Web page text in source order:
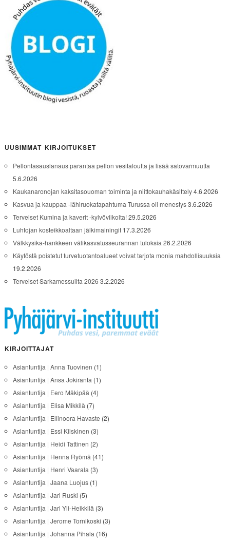
UUSIMMAT KIRJOITUKSET
Pellontasauslanaus parantaa pellon vesitaloutta ja lisää satovarmuutta
5.6.2026
Kaukanaronojan kaksitasouoman toiminta ja niittokauhakäsittely4.6.2026
Kasvua ja kauppaa -lähiruokatapahtuma Turussa oli menestys3.6.2026
Terveiset Kumina ja kaverit -kylvöviikolta!29.5.2026
Luhtojan kosteikkoaltaan jälkimainingit 17.3.2026
Välkkysika-hankkeen välikasvatusseurannan tuloksia 26.2.2026
Käytöstä poistetut turvetuotantoalueet voivat tarjota monia mahdollisuuksia
19.2.2026
Terveiset Sarkamessuilta 2026 3.2.2026
KIRJOITTAJAT
Asiantuntija | Anna Tuovinen (1)
Asiantuntija | Ansa Jokiranta (1)
Asiantuntija | Eero Mäkipää (4)
Asiantuntija | Elisa Mikkilä (7)
Asiantuntija | Ellinoora Havaste (2)
Asiantuntija | Essi Kiiskinen (3)
Asiantuntija | Heidi Tattinen (2)
Asiantuntija | Henna Ryömä (41)
Asiantuntija | Henri Vaarala (3)
Asiantuntija | Jaana Luojus(1)
Asiantuntija | Jari Ruski (5)
Asiantuntija | Jari Yli-Heikkilä (3)
Asiantuntija | Jerome Tornikoski (3)
Asiantuntija | Johanna Pihala (16)